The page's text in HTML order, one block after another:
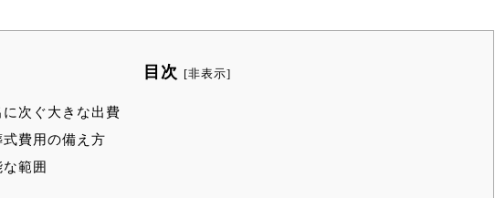
目次 [非表示]
に次ぐ大きな出費
式費用の備え方
範囲